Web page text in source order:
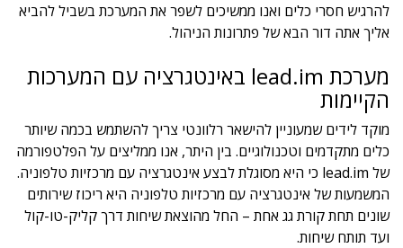
להרגיש חסרי כלים ואנו ממשיכים לשפר את המערכת בשביל להביא
אליך אתה דור הבא של פתרונות הניהול.
מערכת lead.im באינטגרציה עם המערכות
הקיימות
מוקד לידים שמעוניין להישאר רלוונטי צריך להשתמש בכמה שיותר
כלים מתקדמים וטכנולוגיים. בין היתר, אנו ממליצים על הפלטפורמה
של lead.im כי היא מסוגלת לבצע אינטגרציה עם מרכזיות טלפוניה.
המשמעות של אינטגרציה עם מרכזיות טלפוניה היא ריכוז שירותים
שונים תחת קורת גג אחת – החל מהוצאת שיחות דרך קליק-טו-קול
ועד תותח שיחות.